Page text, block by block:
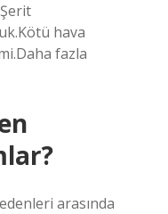
hava
fazla
arasında